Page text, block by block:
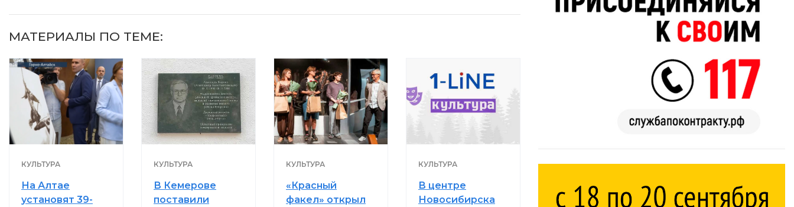
МАТЕРИАЛЫ ПО ТЕМЕ:
КУЛЬТУРА
На Алтае
установят 39-
КУЛЬТУРА
В Кемерове
поставили
КУЛЬТУРА
«Красный
факел» открыл
КУЛЬТУРА
В центре
Новосибирска